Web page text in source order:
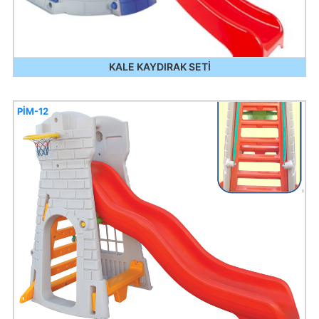
KALE KAYDIRAK SETİ
PİM-12